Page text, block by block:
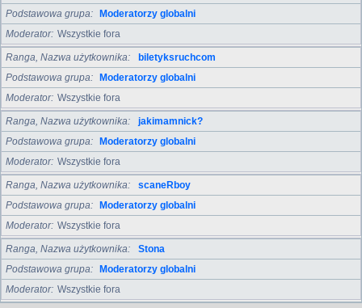
Podstawowa grupa
Moderatorzy globalni
Moderator Wszystkie fora
Ranga, Nazwa użytkownika
biletyksruchcom
Podstawowa grupa
Moderatorzy globalni
Moderator Wszystkie fora
Ranga, Nazwa użytkownika
jakimamnick?
Podstawowa grupa
Moderatorzy globalni
Moderator Wszystkie fora
Ranga, Nazwa użytkownika
scaneRboy
Podstawowa grupa
Moderatorzy globalni
Moderator Wszystkie fora
Ranga, Nazwa użytkownika
Stona
Podstawowa grupa
Moderatorzy globalni
Moderator Wszystkie fora